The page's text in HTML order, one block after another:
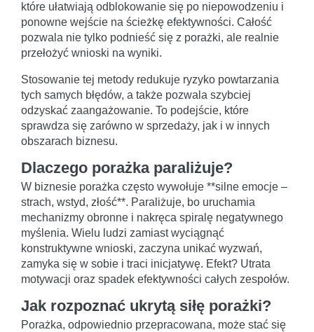
które ułatwiają odblokowanie się po niepowodzeniu i
ponowne wejście na ścieżkę efektywności. Całość
pozwala nie tylko podnieść się z porażki, ale realnie
przełożyć wnioski na wyniki.
Stosowanie tej metody redukuje ryzyko powtarzania
tych samych błędów, a także pozwala szybciej
odzyskać zaangażowanie. To podejście, które
sprawdza się zarówno w sprzedaży, jak i w innych
obszarach biznesu.
Dlaczego porażka paraliżuje?
W biznesie porażka często wywołuje **silne emocje –
strach, wstyd, złość**. Paraliżuje, bo uruchamia
mechanizmy obronne i nakręca spiralę negatywnego
myślenia. Wielu ludzi zamiast wyciągnąć
konstruktywne wnioski, zaczyna unikać wyzwań,
zamyka się w sobie i traci inicjatywę. Efekt? Utrata
motywacji oraz spadek efektywności całych zespołów.
Jak rozpoznać ukrytą siłę porażki?
Porażka, odpowiednio przepracowana, może stać się